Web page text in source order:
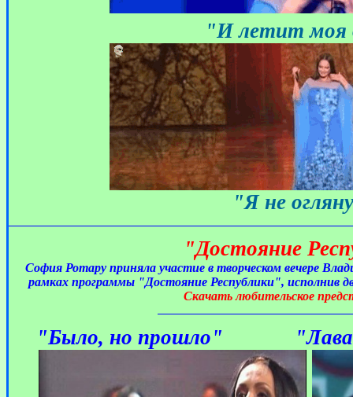
"И летит моя
"Я не
"Достояние
София Ротару приняла участие в творческом вечере
рамках программы "Достояние Республики", исполнив
Скачать любительское
"Было, но прошло"